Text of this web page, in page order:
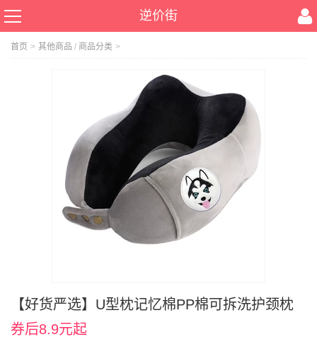
逆价街
首页 > 其他商品 / 商品分类 >
【好货严选】U型枕记忆棉PP棉可拆洗护颈枕
券后8.9元起